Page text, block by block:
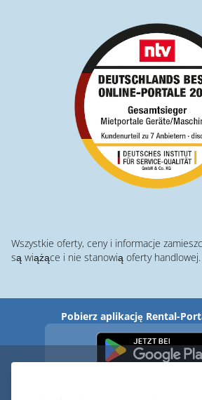
Wszystkie oferty, ceny i informacje
są wiążące i nie stanowią oferty handlowej.
Pobierz aplikację Rental-